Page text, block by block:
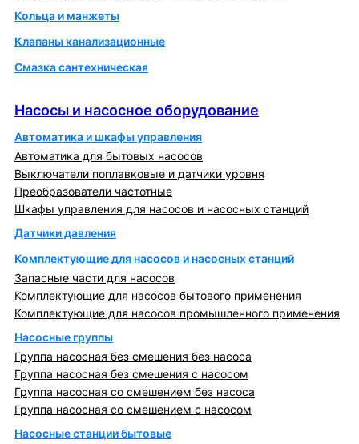
Кольца и манжеты
Клапаны канализационные
Смазка сантехническая
Насосы и насосное оборудование
Автоматика и шкафы управления
Автоматика для бытовых насосов
Выключатели поплавковые и датчики уровня
Преобразователи частотные
Шкафы управления для насосов и насосных станций
Датчики давления
Комплектующие для насосов и насосных станций
Запасные части для насосов
Комплектующие для насосов бытового применения
Комплектующие для насосов промышленного применения
Насосные группы
Группа насосная без смешения без насоса
Группа насосная без смешения с насосом
Группа насосная со смешением без насоса
Группа насосная со смешением с насосом
Насосные станции бытовые